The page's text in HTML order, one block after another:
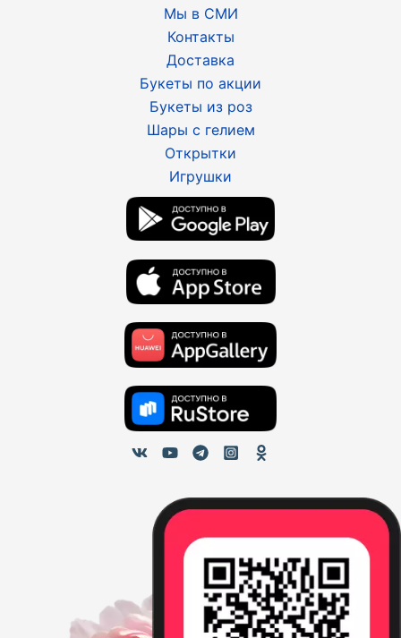
Мы в СМИ
Контакты
Доставка
Букеты по акции
Букеты из роз
Шары с гелием
Открытки
Игрушки